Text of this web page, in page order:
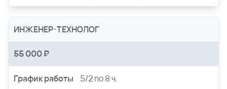
ИНЖЕНЕР-ТЕХНОЛОГ
55 000 ₽
График работы
5/2 по 8 ч.